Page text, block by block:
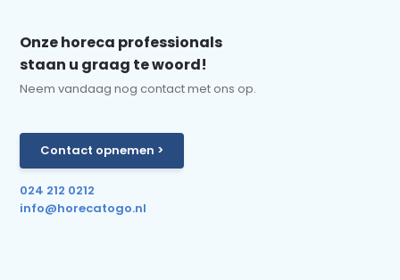
Onze horeca professionals
staan u graag te woord!
Neem vandaag nog contact met ons op.
Contact opnemen >
024 212 0212
info@horecatogo.nl